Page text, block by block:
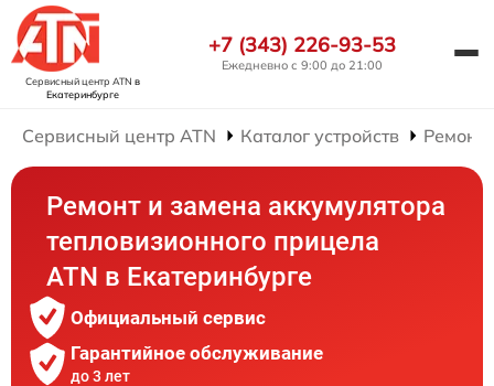
Сервисный центр ATN в
Екатеринбурге
+7 (343) 226-93-53
Ежедневно с 9:00 до 21:00
Сервисный центр ATN Каталог устройств Ремонт
Ремонт и замена аккумулятора
тепловизионного прицела
ATN в Екатеринбурге
Официальный сервис
Гарантийное обслуживание
до 3 лет